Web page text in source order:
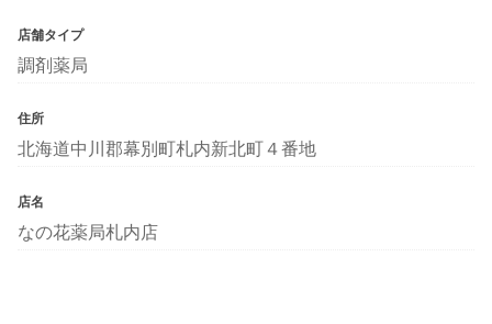
店舗タイプ
調剤薬局
住所
北海道中川郡幕別町札内新北町４番地
店名
なの花薬局札内店